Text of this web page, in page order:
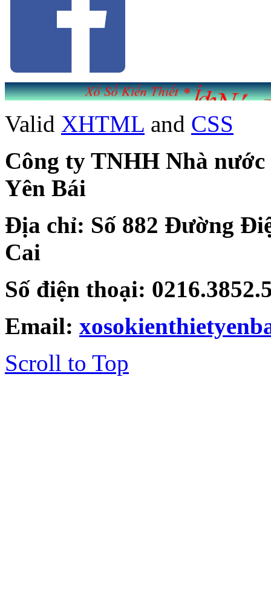
Valid XHTML and CSS
Công ty TNHH Nhà
Yên Bái
Địa chỉ: Số 882 Đường
Cai
Số điện thoại:
Email:
Scroll to Top